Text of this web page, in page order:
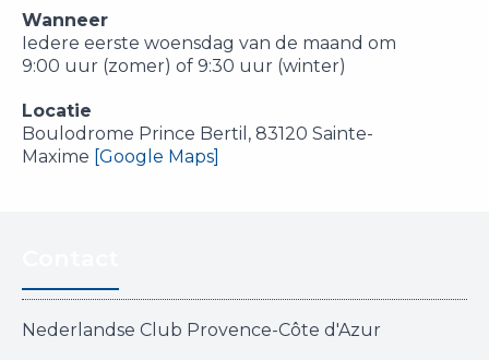
Wanneer
Iedere eerste woensdag van de maand om
9:00 uur (zomer) of 9:30 uur (winter)
Locatie
Boulodrome Prince Bertil, 83120 Sainte-
Maxime [Google Maps]
Nederlandse Club Provence-Côte d'Azur